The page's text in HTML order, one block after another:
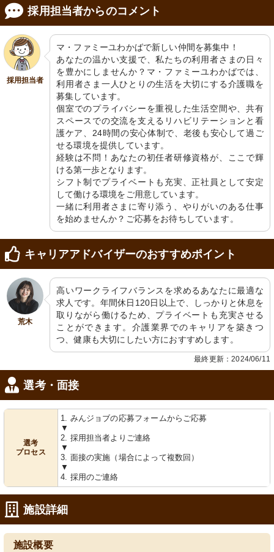
明るい廊下には花や掲示物が飾られ、
温かい雰囲気を醸し出しています。
手すりがついた清潔な廊下は、安全で
快適な移動をサポートします。
トイレ
手すりや緊急呼び出しボタン付きで、
安全面にも配慮されています。
浴室
安全に配慮した設計の清潔なトイレス
ペースです。サポートが必要な方にも
優しい環境をご提供。
浴室
床から天井までピンクのアクセントが
施され、使いやすいバス設備が整って
採用担当者からのコメント
採用担当者
マ・ファミーユわかばで新しい仲間を募集中！
あなたの温かい支援で、私たちの利用者さまの日々
を豊かにしませんか？マ・ファミーユわかばでは、
利用者さま一人ひとりの生活を大切にする介護職を
募集しています。
個室でのプライバシーを重視した生活空間や、共有
スペースでの交流を支えるリハビリテーションと看
護ケア、24時間の安心体制で、老後も安心して過ご
せる環境を提供しています。
経験は不問！あなたの初任者研修資格が、ここで輝
ける第一歩となります。
シフト制でプライベートも充実、正社員として安定
して働ける環境をご用意しています。
一緒に利用者さまに寄り添う、やりがいのある仕事
を始めませんか？ご応募をお待ちしています。
キャリアアドバイザーのおすすめポイント
荒木
高いワークライフバランスを求めるあなたに最適な
求人です。年間休日120日以上で、しっかりと休息を
取りながら働けるため、プライベートも充実させる
ことができます。介護業界でのキャリアを築きつ
つ、健康も大切にしたい方におすすめします。
最終更新：2024/06/11
選考・面接
選考
プロセス
1. みんジョブの応募フォームからご応募
▼
2. 採用担当者よりご連絡
▼
3. 面接の実施（場合によって複数回）
▼
4. 採用のご連絡
施設詳細
施設概要